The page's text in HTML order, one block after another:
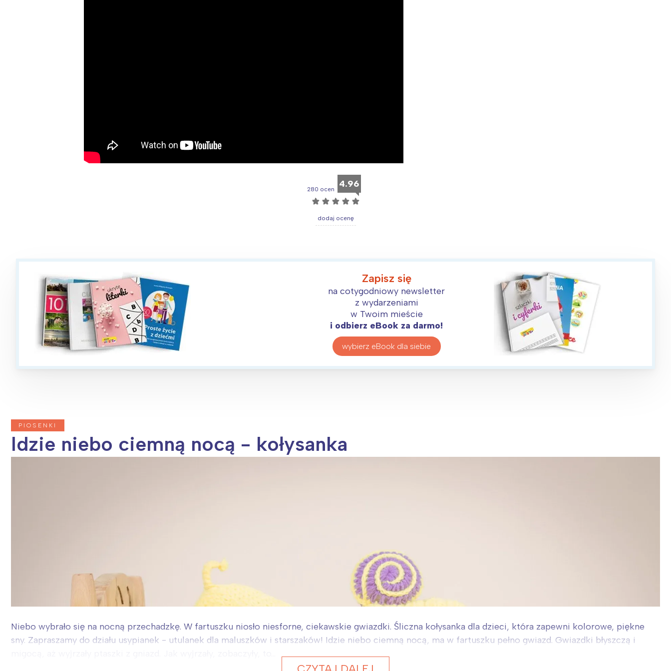
280 ocen 4.96
☆ ☆ ☆ ☆ ☆
dodaj ocenę
Zapisz się
na cotygodniowy newsletter
z wydarzeniami
w Twoim mieście
i odbierz eBook za darmo!
wybierz eBook dla siebie
PIOSENKI
Idzie niebo ciemną nocą - kołysanka
Niebo wybrało się na nocną przechadzkę. W fartuszku niosło niesforne, ciekawskie gwiazdki. Śliczna kołysanka dla dzieci, która zapewni kolorowe, piękne
sny. Zapraszamy do działu usypianek - utulanek dla maluszków i starszaków! Idzie niebo ciemną nocą, ma w fartuszku pełno gwiazd. Gwiazdki błyszczą i